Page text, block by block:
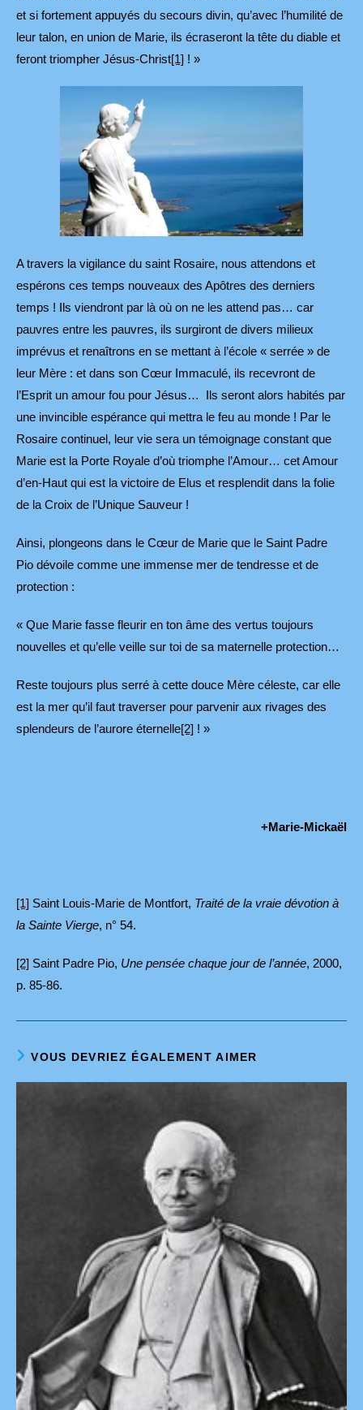
et si fortement appuyés du secours divin, qu’avec l’humilité de
leur talon, en union de Marie, ils écraseront la tête du diable et
feront triompher Jésus-Christ[1] ! »
A travers la vigilance du saint Rosaire, nous attendons et
espérons ces temps nouveaux des Apôtres des derniers
temps ! Ils viendront par là où on ne les attend pas… car
pauvres entre les pauvres, ils surgiront de divers milieux
imprévus et renaîtrons en se mettant à l’école « serrée » de
leur Mère : et dans son Cœur Immaculé, ils recevront de
l’Esprit un amour fou pour Jésus… Ils seront alors habités par
une invincible espérance qui mettra le feu au monde ! Par le
Rosaire continuel, leur vie sera un témoignage constant que
Marie est la Porte Royale d’où triomphe l’Amour… cet Amour
d’en-Haut qui est la victoire de Elus et resplendit dans la folie
de la Croix de l’Unique Sauveur !
Ainsi, plongeons dans le Cœur de Marie que le Saint Padre
Pio dévoile comme une immense mer de tendresse et de
protection :
« Que Marie fasse fleurir en ton âme des vertus toujours
nouvelles et qu’elle veille sur toi de sa maternelle protection…
Reste toujours plus serré à cette douce Mère céleste, car elle
est la mer qu’il faut traverser pour parvenir aux rivages des
splendeurs de l’aurore éternelle[2] ! »
+Marie-Mickaël
[1] Saint Louis-Marie de Montfort, Traité de la vraie dévotion à
la Sainte Vierge, n° 54.
[2] Saint Padre Pio, Une pensée chaque jour de l’année, 2000,
p. 85-86.
VOUS DEVRIEZ ÉGALEMENT AIMER